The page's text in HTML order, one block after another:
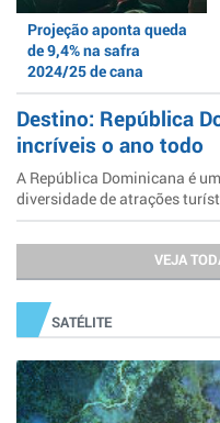
Projeção aponta queda
de 9,4% na safra
2024/25 de cana
Destino: República
incríveis o ano todo
A República Dominicana é
diversidade de atrações
VEJA
SATÉLITE